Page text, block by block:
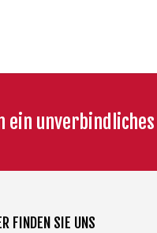
ein
FINDEN SIE UNS